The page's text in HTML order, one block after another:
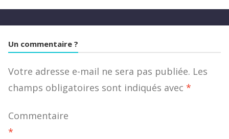
Un commentaire ?
Votre adresse e-mail ne sera pas publiée. Les
champs obligatoires sont indiqués avec *
Commentaire
*